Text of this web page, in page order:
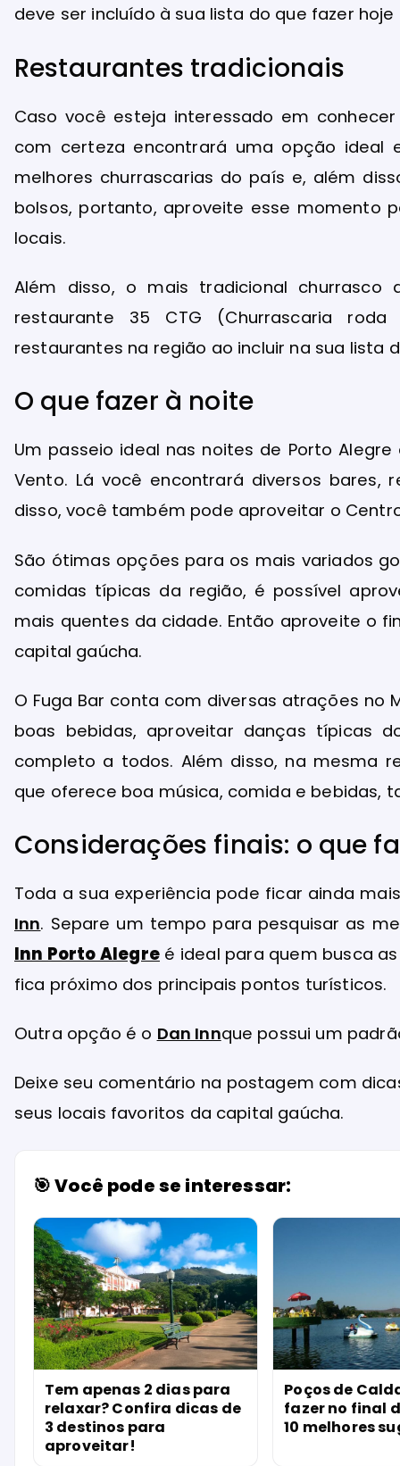
deve ser incluído à sua lista do que fazer
Restaurantes tradicionais
Caso você esteja interessado em
com certeza encontrará uma opção ideal
melhores churrascarias do país e, além
bolsos, portanto, aproveite esse momento
locais.
Além disso, o mais tradicional
restaurante 35 CTG (Churrascaria
restaurantes na região ao incluir na sua lista
O que fazer à noite
Um passeio ideal nas noites de Porto
Vento. Lá você encontrará diversos
disso, você também pode aproveitar o
São ótimas opções para os mais variados
comidas típicas da região, é possível
mais quentes da cidade. Então aproveite o
capital gaúcha.
O Fuga Bar conta com diversas atrações no
boas bebidas, aproveitar danças típicas
completo a todos. Além disso, na mesma
que oferece boa música, comida e bebidas,
Considerações finais: o que
Toda a sua experiência pode ficar ainda
Inn. Separe um tempo para pesquisar as
Inn Porto Alegreé ideal para quem busca
fica próximo dos principais pontos turísticos.
Outra opção é o Dan Innque possui um
Deixe seu comentário na postagem com
seus locais favoritos da capital gaúcha.
🎯 Você pode se interessar:
Tem apenas 2 dias para
relaxar? Confira dicas de
3 destinos para
aproveitar!
Poços de
fazer no final
10 melhores